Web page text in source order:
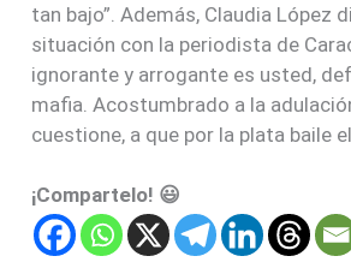
tan bajo”. Además, Claudia López
situación con la periodista de
ignorante y arrogante es usted,
mafia. Acostumbrado a la
cuestione, a que por la plata baile el
¡Compartelo! 😃